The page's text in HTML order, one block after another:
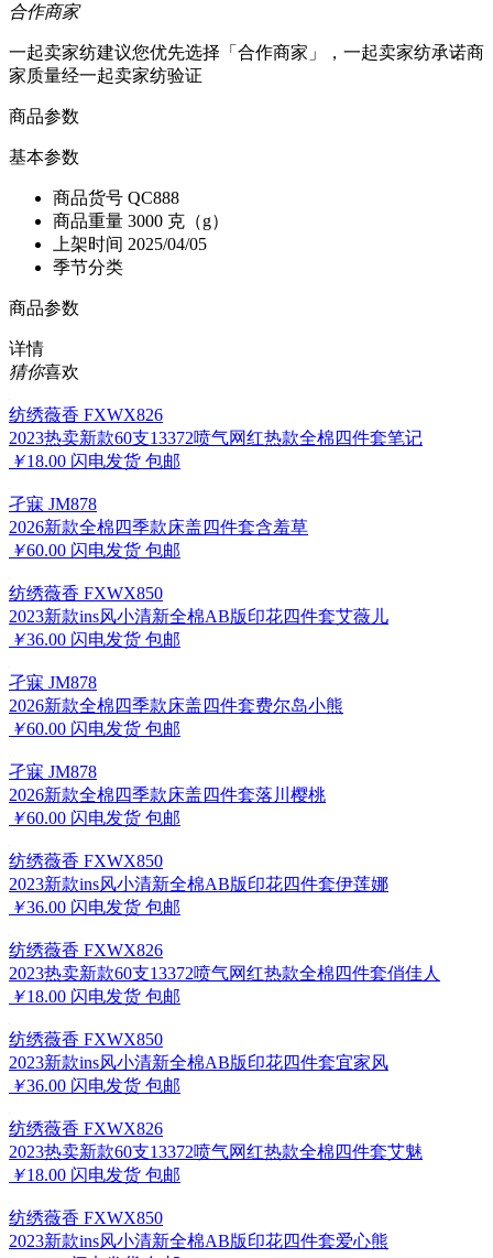
合作商家
一起卖家纺建议您优先选择「合作商家」，一起卖家纺承诺商
家质量经一起卖家纺验证
商品参数
基本参数
商品货号 QC888
商品重量 3000 克（g）
上架时间 2025/04/05
季节分类
商品参数
详情
猜你喜欢
纺绣薇香 FXWX826
2023热卖新款60支13372喷气网红热款全棉四件套笔记
￥18.00 闪电发货 包邮
孑寐 JM878
2026新款全棉四季款床盖四件套含羞草
￥60.00 闪电发货 包邮
纺绣薇香 FXWX850
2023新款ins风小清新全棉AB版印花四件套艾薇儿
￥36.00 闪电发货 包邮
孑寐 JM878
2026新款全棉四季款床盖四件套费尔岛小熊
￥60.00 闪电发货 包邮
孑寐 JM878
2026新款全棉四季款床盖四件套落川樱桃
￥60.00 闪电发货 包邮
纺绣薇香 FXWX850
2023新款ins风小清新全棉AB版印花四件套伊莲娜
￥36.00 闪电发货 包邮
纺绣薇香 FXWX826
2023热卖新款60支13372喷气网红热款全棉四件套俏佳人
￥18.00 闪电发货 包邮
纺绣薇香 FXWX850
2023新款ins风小清新全棉AB版印花四件套宜家风
￥36.00 闪电发货 包邮
纺绣薇香 FXWX826
2023热卖新款60支13372喷气网红热款全棉四件套艾魅
￥18.00 闪电发货 包邮
纺绣薇香 FXWX850
2023新款ins风小清新全棉AB版印花四件套爱心熊